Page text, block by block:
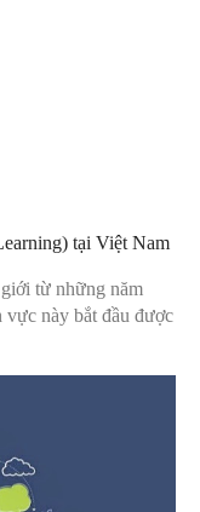
tại Việt Nam
từ những năm
vực này bắt đầu được